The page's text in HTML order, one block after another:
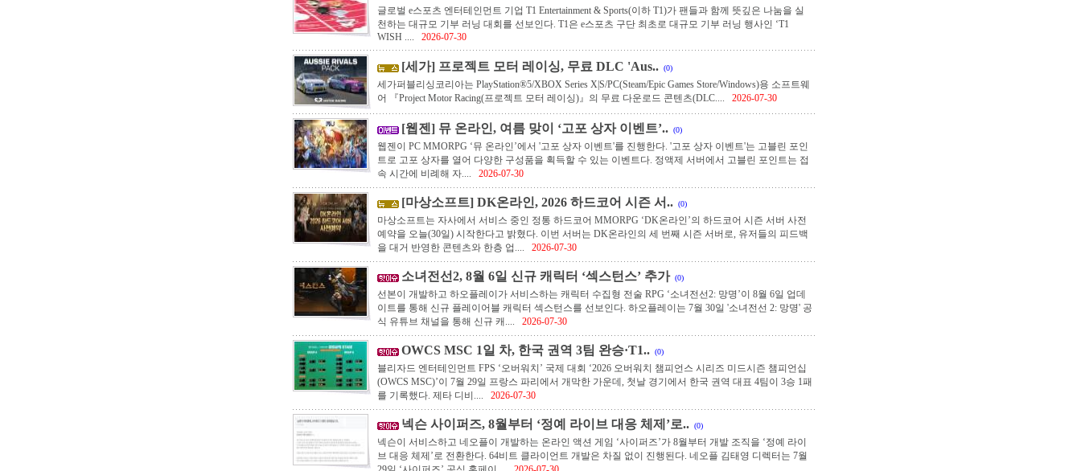
글로벌 e스포츠 엔터테인먼트 기업 T1 Entertainment & Sports(이하 T1)가 팬들과 함께 뜻깊은 나눔을 실
천하는 대규모 기부 러닝 대회를 선보인다. T1은 e스포츠 구단 최초로 대규모 기부 러닝 행사인 ‘T1
WISH ....
2026-07-30
[세가] 프로젝트 모터 레이싱, 무료 DLC 'Aus.. (0)
세가퍼블리싱코리아는 PlayStation®5/XBOX Series X|S/PC(Steam/Epic Games Store/Windows)용 소프트웨
어 『Project Motor Racing(프로젝트 모터 레이싱)』의 무료 다운로드 콘텐츠(DLC....
2026-07-30
[웹젠] 뮤 온라인, 여름 맞이 ‘고포 상자 이벤트’.. (0)
웹젠이 PC MMORPG ‘뮤 온라인’에서 '고포 상자 이벤트'를 진행한다. '고포 상자 이벤트'는 고블린 포인
트로 고포 상자를 열어 다양한 구성품을 획득할 수 있는 이벤트다. 정액제 서버에서 고블린 포인트는 접
속 시간에 비례해 자....
2026-07-30
[마상소프트] DK온라인, 2026 하드코어 시즌 서.. (0)
마상소프트는 자사에서 서비스 중인 정통 하드코어 MMORPG ‘DK온라인’의 하드코어 시즌 서버 사전
예약을 오늘(30일) 시작한다고 밝혔다. 이번 서버는 DK온라인의 세 번째 시즌 서버로, 유저들의 피드백
을 대거 반영한 콘텐츠와 한층 업....
2026-07-30
소녀전선2, 8월 6일 신규 캐릭터 ‘섹스턴스’ 추가 (0)
선본이 개발하고 하오플레이가 서비스하는 캐릭터 수집형 전술 RPG ‘소녀전선2: 망명’이 8월 6일 업데
이트를 통해 신규 플레이어블 캐릭터 섹스턴스를 선보인다. 하오플레이는 7월 30일 '소녀전선 2: 망명' 공
식 유튜브 채널을 통해 신규 캐....
2026-07-30
OWCS MSC 1일 차, 한국 권역 3팀 완승·T1.. (0)
블리자드 엔터테인먼트 FPS ‘오버워치’ 국제 대회 ‘2026 오버워치 챔피언스 시리즈 미드시즌 챔피언십
(OWCS MSC)’이 7월 29일 프랑스 파리에서 개막한 가운데, 첫날 경기에서 한국 권역 대표 4팀이 3승 1패
를 기록했다. 제타 디비....
2026-07-30
넥슨 사이퍼즈, 8월부터 ‘정예 라이브 대응 체제’로.. (0)
넥슨이 서비스하고 네오플이 개발하는 온라인 액션 게임 ‘사이퍼즈’가 8월부터 개발 조직을 ‘정예 라이
브 대응 체제’로 전환한다. 64비트 클라이언트 개발은 차질 없이 진행된다. 네오플 김태영 디렉터는 7월